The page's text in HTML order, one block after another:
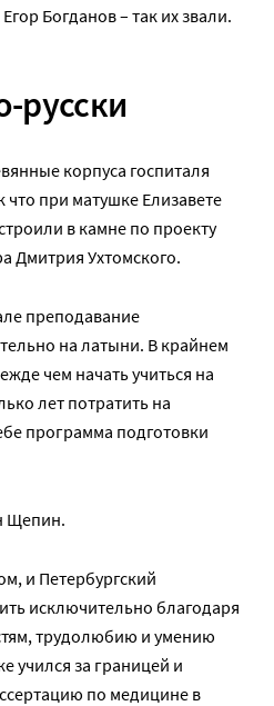
Богданов – так их звали.
русски
корпуса госпиталя
что при матушке Елизавете
в камне по проекту
Дмитрия Ухтомского.
преподавание
на латыни. В крайнем
чем начать учиться на
лет потратить на
программа подготовки
Щепин.
и Петербургский
исключительно благодаря
трудолюбию и умению
учился за границей и
по медицине в